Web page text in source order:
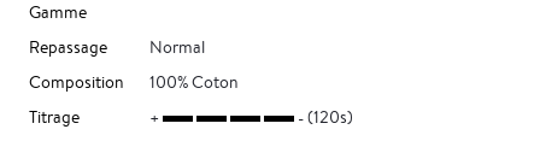
Gamme
Repassage
Normal
Composition
100% Coton
Titrage
(120s)